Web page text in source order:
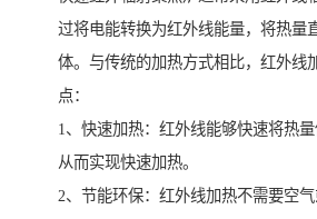
过将电能转换为红外线能量，将热量
体。与传统的加热方式相比，红外线
点：
1、快速加热：红外线能够快速将热量
从而实现快速加热。
2、节能环保：红外线加热不需要空气